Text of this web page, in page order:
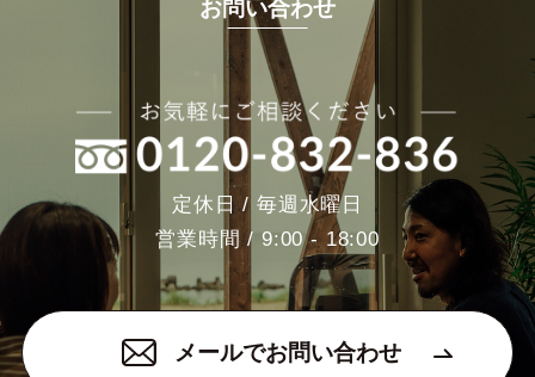
お問い合わせ
定休日 / 毎週水曜日
営業時間 / 9:00 - 18:00
メールでお問い合わせ